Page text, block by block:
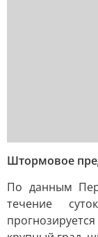
Штормовое
По данным
течение